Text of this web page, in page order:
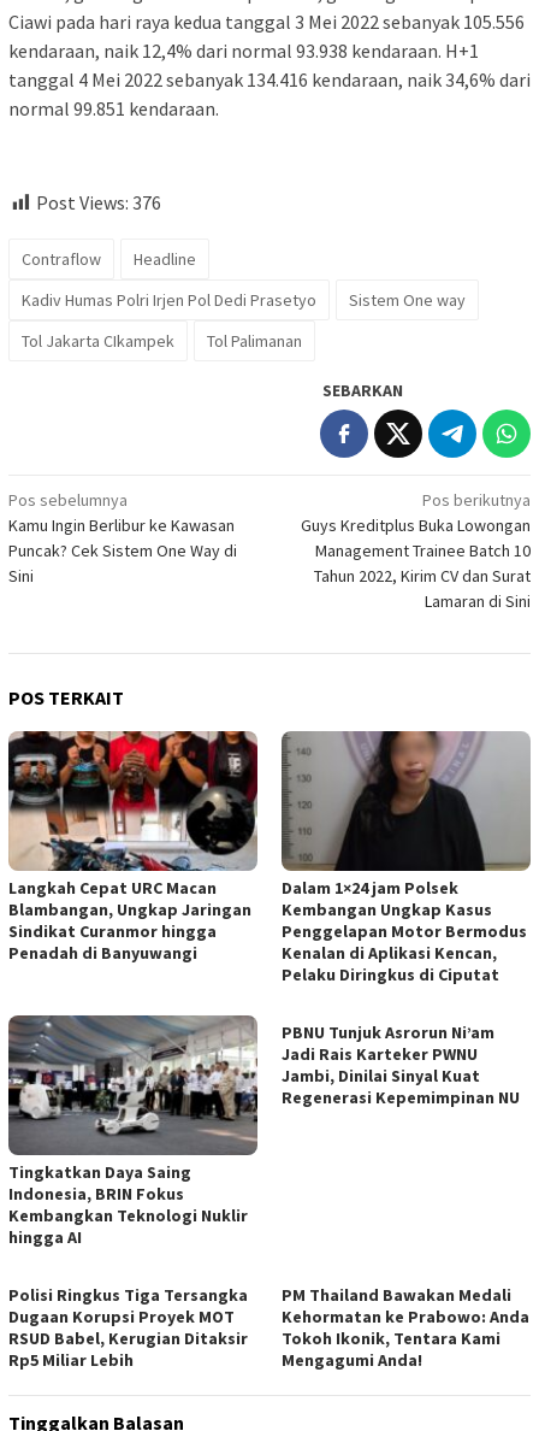
Ciawi pada hari raya kedua tanggal 3 Mei 2022 sebanyak 105.556
kendaraan, naik 12,4% dari normal 93.938 kendaraan. H+1
tanggal 4 Mei 2022 sebanyak 134.416 kendaraan, naik 34,6% dari
normal 99.851 kendaraan.
Post Views: 376
Contraflow
Headline
Kadiv Humas Polri Irjen Pol Dedi Prasetyo
Sistem One way
Tol Jakarta CIkampek
Tol Palimanan
SEBARKAN
Navigasi
pos
Pos sebelumnya
Kamu Ingin Berlibur ke Kawasan
Puncak? Cek Sistem One Way di
Sini
Pos berikutnya
Guys Kreditplus Buka Lowongan
Management Trainee Batch 10
Tahun 2022, Kirim CV dan Surat
Lamaran di Sini
POS TERKAIT
Langkah Cepat URC Macan
Blambangan, Ungkap Jaringan
Sindikat Curanmor hingga
Penadah di Banyuwangi
Dalam 1×24 jam Polsek
Kembangan Ungkap Kasus
Penggelapan Motor Bermodus
Kenalan di Aplikasi Kencan,
Pelaku Diringkus di Ciputat
Tingkatkan Daya Saing
Indonesia, BRIN Fokus
Kembangkan Teknologi Nuklir
hingga AI
PBNU Tunjuk Asrorun Ni’am
Jadi Rais Karteker PWNU
Jambi, Dinilai Sinyal Kuat
Regenerasi Kepemimpinan NU
Polisi Ringkus Tiga Tersangka
Dugaan Korupsi Proyek MOT
RSUD Babel, Kerugian Ditaksir
Rp5 Miliar Lebih
PM Thailand Bawakan Medali
Kehormatan ke Prabowo: Anda
Tokoh Ikonik, Tentara Kami
Mengagumi Anda!
Tinggalkan Balasan